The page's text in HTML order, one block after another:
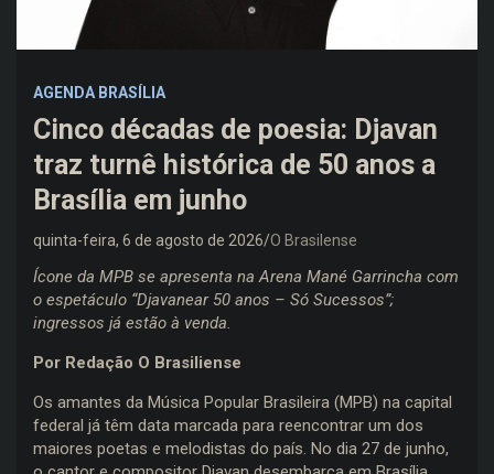
AGENDA BRASÍLIA
Cinco décadas de poesia: Djavan
traz turnê histórica de 50 anos a
Brasília em junho
quinta-feira, 6 de agosto de 2026 O Brasilense
Ícone da MPB se apresenta na Arena Mané Garrincha com
o espetáculo “Djavanear 50 anos – Só Sucessos”;
ingressos já estão à venda.
Por Redação O Brasiliense
Os amantes da Música Popular Brasileira (MPB) na capital
federal já têm data marcada para reencontrar um dos
maiores poetas e melodistas do país. No dia 27 de junho,